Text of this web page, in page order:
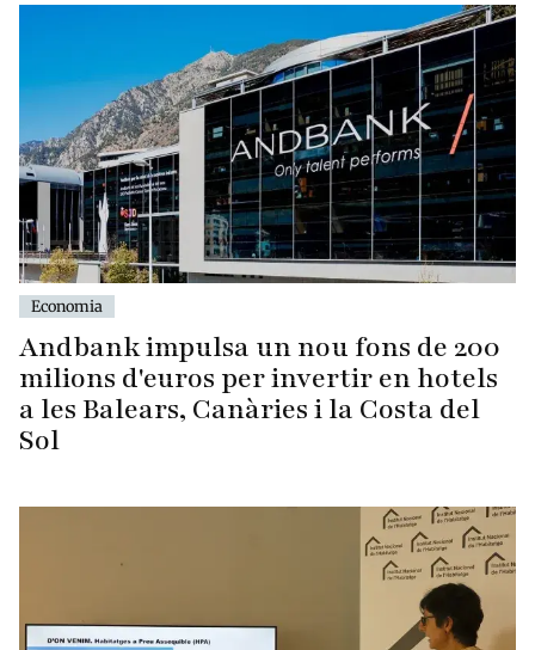
Economia
Andbank impulsa un nou fons de 200
milions d'euros per invertir en hotels
a les Balears, Canàries i la Costa del
Sol